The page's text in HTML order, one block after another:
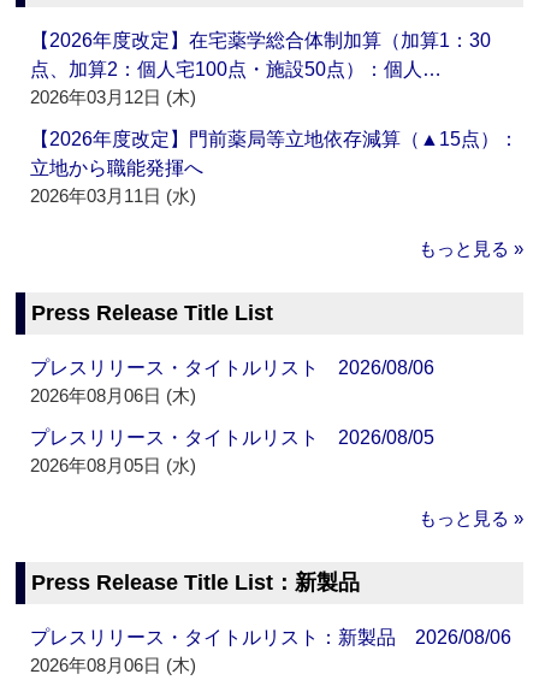
【2026年度改定】在宅薬学総合体制加算（加算1：30
点、加算2：個人宅100点・施設50点）：個人…
2026年03月12日 (木)
【2026年度改定】門前薬局等立地依存減算（▲15点）：
立地から職能発揮へ
2026年03月11日 (水)
もっと見る »
Press Release Title List
プレスリリース・タイトルリスト 2026/08/06
2026年08月06日 (木)
プレスリリース・タイトルリスト 2026/08/05
2026年08月05日 (水)
もっと見る »
Press Release Title List：新製品
プレスリリース・タイトルリスト：新製品 2026/08/06
2026年08月06日 (木)